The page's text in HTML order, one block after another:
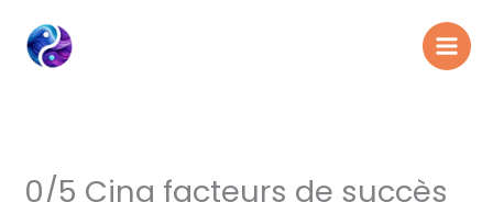
contenu
0/5 Cinq facteurs de succès